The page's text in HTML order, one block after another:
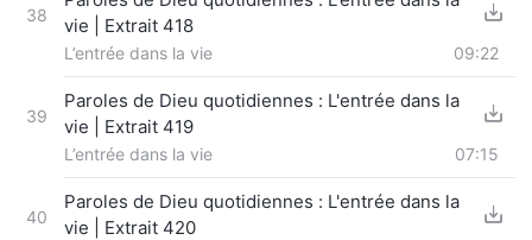
38
vie | Extrait 418
L’entrée dans la vie 09:22
39
Paroles de Dieu quotidiennes : L'entrée dans la
vie | Extrait 419
L’entrée dans la vie 07:15
40
Paroles de Dieu quotidiennes : L'entrée dans la
vie | Extrait 420